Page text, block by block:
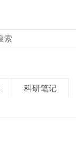
科研笔记